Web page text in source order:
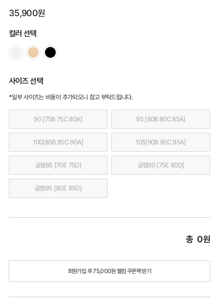
35,900원
컬러 선택
사이즈 선택
*일부 사이즈는 비용이 추가되오니 참고 부탁드립니다.
90 [75B 75C 80A] 95 [80B 80C 85A]
100[85B 85C 90A] 105[90B 90C 95A]
글램85 [70E 75D] 글램90 [75E 80D]
글램95 [80E 85D]
총 0원
회원가입 후 75,000원 웰컴 쿠폰팩 받기